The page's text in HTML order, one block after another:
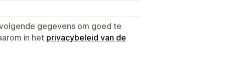
gegevens om goed te
in het privacybeleid van de